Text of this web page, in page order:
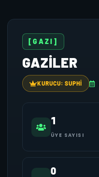
[GAZI]
GAZILER
KURUCU: SUPHİ
1
ÜYE SAYISI
0